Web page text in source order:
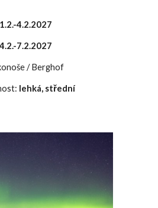
1.2.-4.2.2027
4.2.-7.2.2027
/ Berghof
lehká, střední